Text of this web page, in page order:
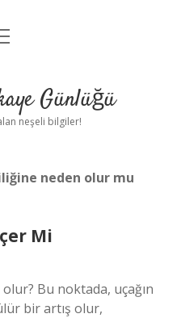
Günlüğü
neşeli bilgiler!
neden olur mu
Mi
olur? Bu noktada, uçağın
bir artış olur,